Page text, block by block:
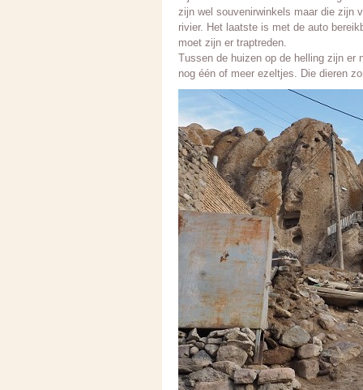
zijn wel souvenirwinkels maar die zijn
rivier. Het laatste is met de auto
moet zijn er traptreden.
Tussen de huizen op de helling zijn er
nog één of meer ezeltjes. Die dieren